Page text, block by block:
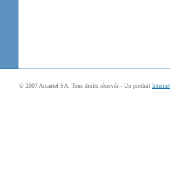
© 2007 Arcantel SA. Tous droits réservés - Un produit